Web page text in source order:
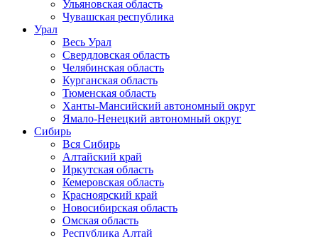
Ульяновская область
Чувашская республика
Урал
Весь Урал
Свердловская область
Челябинская область
Курганская область
Тюменская область
Ханты-Мансийский автономный округ
Ямало-Ненецкий автономный округ
Сибирь
Вся Сибирь
Алтайский край
Иркутская область
Кемеровская область
Красноярский край
Новосибирская область
Омская область
Республика Алтай